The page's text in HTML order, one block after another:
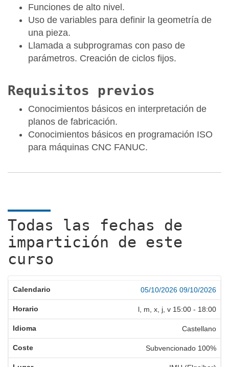
Funciones de alto nivel.
Uso de variables para definir la geometría de
una pieza.
Llamada a subprogramas con paso de
parámetros. Creación de ciclos fijos.
Requisitos previos
Conocimientos básicos en interpretación de
planos de fabricación.
Conocimientos básicos en programación ISO
para máquinas CNC FANUC.
Todas las fechas de
impartición de este
curso
05/10/2026 09/10/2026
l, m, x, j, v 15:00 - 18:00
Castellano
Subvencionado 100%